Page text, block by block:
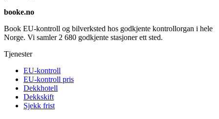
booke.no
Book EU-kontroll og bilverksted hos godkjente kontrollorgan i hele
Norge. Vi samler 2 680 godkjente stasjoner ett sted.
Tjenester
EU-kontroll
EU-kontroll pris
Dekkhotell
Dekkskift
Sjekk frist